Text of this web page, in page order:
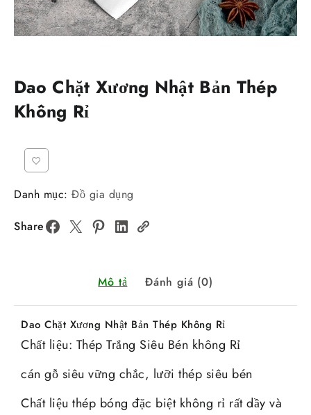
Dao Chặt Xương Nhật Bản Thép
Không Rỉ
Danh mục: Đồ gia dụng
Share
Mô tả Đánh giá (0)
Dao Chặt Xương Nhật Bản Thép Không Rỉ
Chất liệu: Thép Trắng Siêu Bén không Rỉ
cán gỗ siêu vững chắc, lưỡi thép siêu bén
Chất liệu thép bóng đặc biệt không rỉ rất dầy và